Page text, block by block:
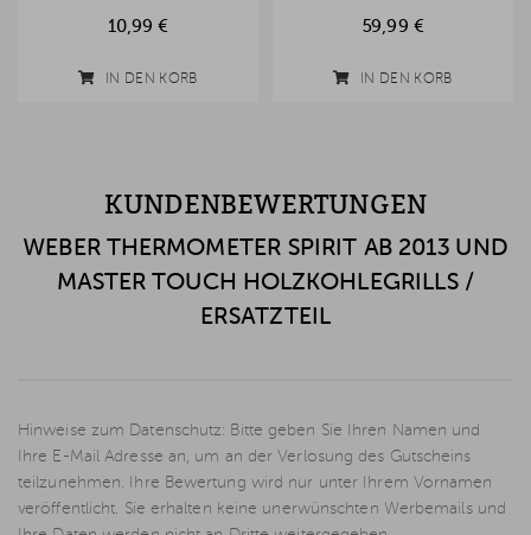
10,99 €
IN DEN KORB
59,99 €
IN DEN KORB
KUNDENBEWERTUNGEN
WEBER THERMOMETER SPIRIT AB 2013 UND
MASTER TOUCH HOLZKOHLEGRILLS /
ERSATZTEIL
Hinweise zum Datenschutz: Bitte geben Sie Ihren Namen und
Ihre E-Mail Adresse an, um an der Verlosung des Gutscheins
teilzunehmen. Ihre Bewertung wird nur unter Ihrem Vornamen
veröffentlicht. Sie erhalten keine unerwünschten Werbemails und